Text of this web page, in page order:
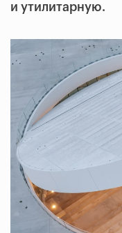
и утилитарную.